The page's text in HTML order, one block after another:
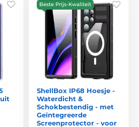
Beste Prijs-Kwaliteit
ShellBox IP68 Hoesje -
Waterdicht &
Schokbestendig - met
Geïntegreerde
Screenprotector - voor